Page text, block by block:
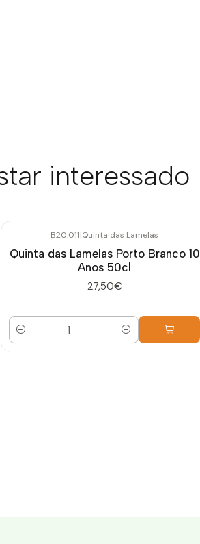
interessado
B20.011|Quinta das Lamelas
Quinta das Lamelas Porto Branco 10
Anos 50cl
27,50€
Quantidade